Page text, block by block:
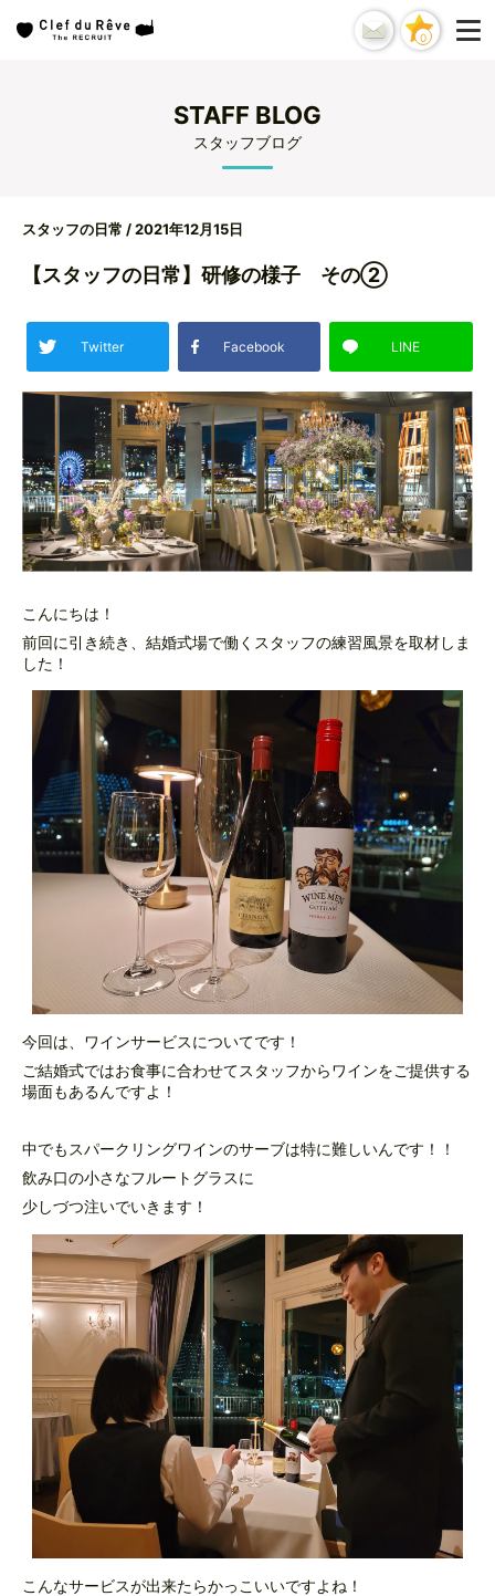
0
STAFF BLOG
スタッフブログ
スタッフの日常 / 2021年12月15日
【スタッフの日常】研修の様子 その②
Twitter Facebook LINE
こんにちは！
前回に引き続き、結婚式場で働くスタッフの練習風景を取材しま
した！
今回は、ワインサービスについてです！
ご結婚式ではお食事に合わせてスタッフからワインをご提供する
場面もあるんですよ！
中でもスパークリングワインのサーブは特に難しいんです！！
飲み口の小さなフルートグラスに
少しづつ注いでいきます！
こんなサービスが出来たらかっこいいですよね！